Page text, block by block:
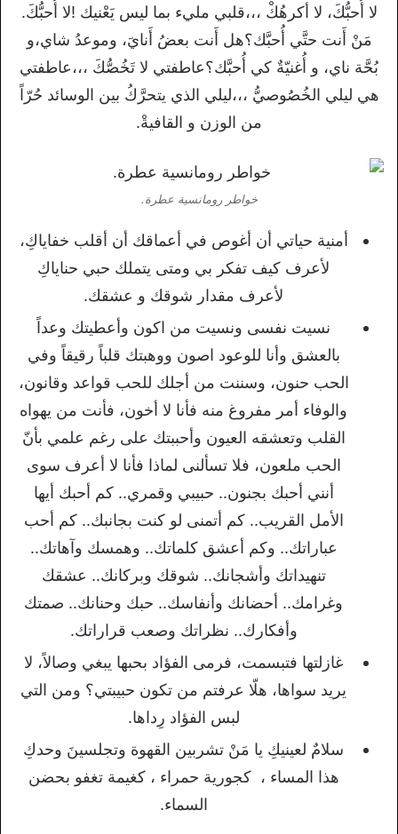
لا أُحبُّكَ، لا أكرهُكْ ،،،قلبي مليء بما ليس يَعْنيك !لا أُحبُّكَ.
مَنْ أَنت حتَّي أُحبَّك؟هل أَنت بعضُ أَنايَ، وموعدُ شاي،و
بُحَّة ناي، و أُغنيّةٌ كي أُحبَّك؟عاطفتي لا تَخُصُّكَ ،،،عاطفتي
هي ليلي الخُصُوصيُّ ،،،ليلي الذي يتحرَّكُ بين الوسائد حُرّاً
من الوزن و القافيةْ.
خواطر رومانسية عطرة.
أمنية حياتي أن أغوص في أعماقك أن أقلب خفاياكِ،
لأعرف كيف تفكر بي ومتى يتملك حبي حناياكِ
لأعرف مقدار شوقك و عشقك.
نسيت نفسى ونسيت من اكون وأعطيتك وعداً
بالعشق وأنا للوعود اصون ووهبتك قلباً رقيقاً وفي
الحب حنون، وسننت من أجلك للحب قواعد وقانون،
والوفاء أمر مفروغ منه فأنا لا أخون، فأنت من يهواه
القلب وتعشقه العيون وأحببتك على رغم علمي بأنّ
الحب ملعون، فلا تسألنى لماذا فأنا لا أعرف سوى
أنني أحبك بجنون.. حبيبي وقمري.. كم أحبك أيها
الأمل القريب.. كم أتمنى لو كنت بجانبك.. كم أحب
عباراتك.. وكم أعشق كلماتك.. وهمسك وآهاتك..
تنهيداتك وأشجانك.. شوقك وبركانك.. عشقك
وغرامك.. أحضانك وأنفاسك.. حبك وحنانك.. صمتك
وأفكارك.. نظراتك وصعب قراراتك.
غازلتها فتبسمت، فرمى الفؤاد بحبها يبغي وصالاً، لا
يريد سواها، هلّا عرفتم من تكون حبيبتي؟ ومن التي
لبس الفؤاد رِداها.
سلامٌ لعينيكِ يا مَنْ تشربين القهوة وتجلسينَ وحدكِ
هذا المساء ، كجورية حمراء ، كغيمة تغفو بحضن
السماء.